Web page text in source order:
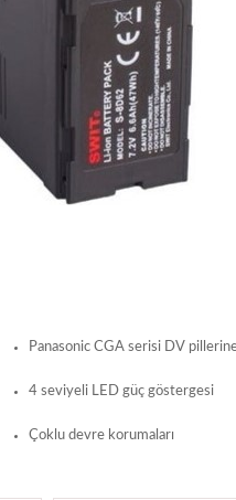
Panasonic CGA serisi DV
4 seviyeli LED güç göstergesi
Çoklu devre korumaları